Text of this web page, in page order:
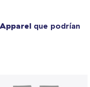
que podrían